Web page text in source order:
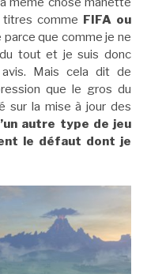
titres comme FIFA ou
parce que comme je ne
tout et je suis donc
avis. Mais cela dit de
que le gros du
sur la mise à jour des
autre type de jeu
le défaut dont je